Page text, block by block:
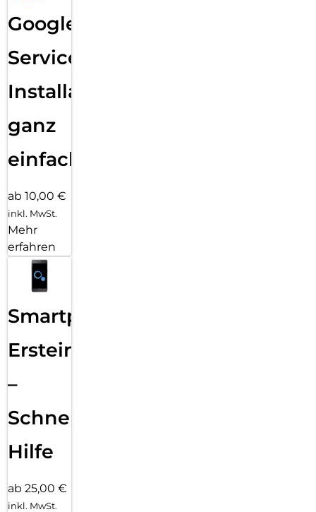
Google
Services
Installation
ganz
einfach
ab 10,00 €
inkl. MwSt.
Mehr
erfahren
Smartphone
Ersteinrichtung
–
Schnelle
Hilfe
ab 25,00 €
inkl. MwSt.